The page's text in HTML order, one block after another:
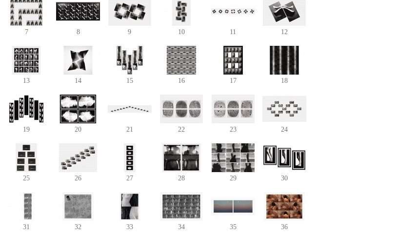
7 8 9 10 11 12
13 14 15 16 17 18
19 20 21 22 23 24
25 26 27 28 29 30
31 32 33 34 35 36